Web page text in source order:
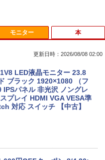
モニター
更新日時：2026/08/08 02:00
LED液晶モニター 23.8
ブラック 1920×1080 （フ
IPSパネル 非光沢 ノングレ
プレイ HDMI VGA VESA準
対応 スイッチ 【中古】
本